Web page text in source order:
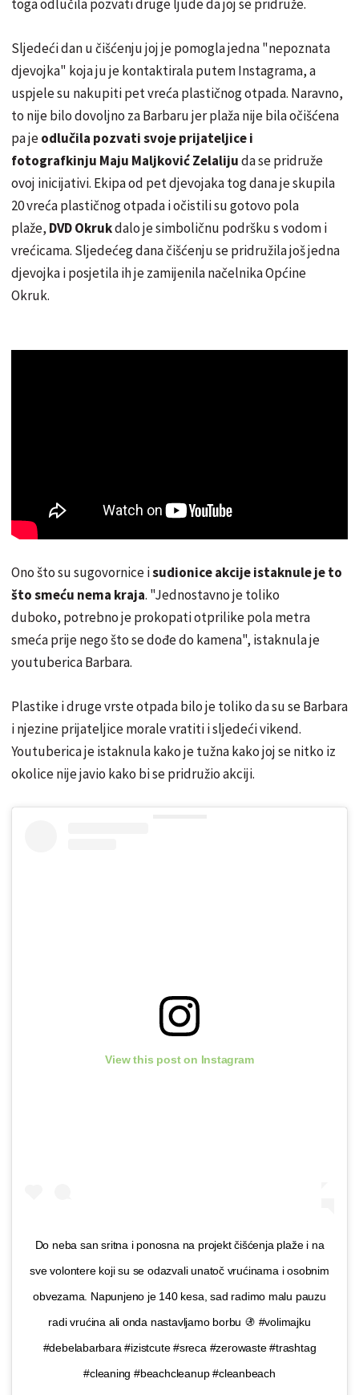
toga odlučila pozvati druge ljude da joj se pridruže.
Sljedeći dan u čišćenju joj je pomogla jedna "nepoznata
djevojka" koja ju je kontaktirala putem Instagrama, a
uspjele su nakupiti pet vreća plastičnog otpada. Naravno,
to nije bilo dovoljno za Barbaru jer plaža nije bila očišćena
pa jeodlučila pozvati svoje prijateljice i
fotografkinju Maju Maljković Zelalijuda se pridruže
ovoj inicijativi. Ekipa od pet djevojaka tog dana je skupila
20 vreća plastičnog otpada i očistili su gotovo pola
plaže, DVD Okrukdalo je simboličnu podršku s vodom i
vrećicama. Sljedećeg dana čišćenju se pridružila još jedna
djevojka i posjetila ih je zamijenila načelnika Općine
Okruk.
Ono što su sugovornice isudionice akcije istaknule je to
što smeću nema kraja. "Jednostavno je toliko
duboko, potrebno je prokopati otprilike pola metra
smeća prije nego što se dođe do kamena", istaknula je
youtuberica Barbara.
Plastike i druge vrste otpada bilo je toliko da su se Barbara
i njezine prijateljice morale vratiti i sljedeći vikend.
Youtuberica je istaknula kako je tužna kako joj se nitko iz
okolice nije javio kako bi se pridružio akciji.
View this post on Instagram
Do neba san sritna i ponosna na projekt čišćenja plaže i na
sve volontere koji su se odazvali unatoč vrućinama i osobnim
obvezama. Napunjeno je 140 kesa, sad radimo malu pauzu
radi vrućina ali onda nastavljamo borbu 🚯 #volimajku
#debelabarbara #izistcute #sreca #zerowaste #trashtag
#cleaning #beachcleanup #cleanbeach